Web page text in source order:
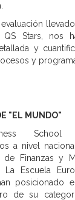
Stars, nos
y
y
"EL MUNDO"
School
a nivel
de Finanzas y
La Escuela
posicionado
de su